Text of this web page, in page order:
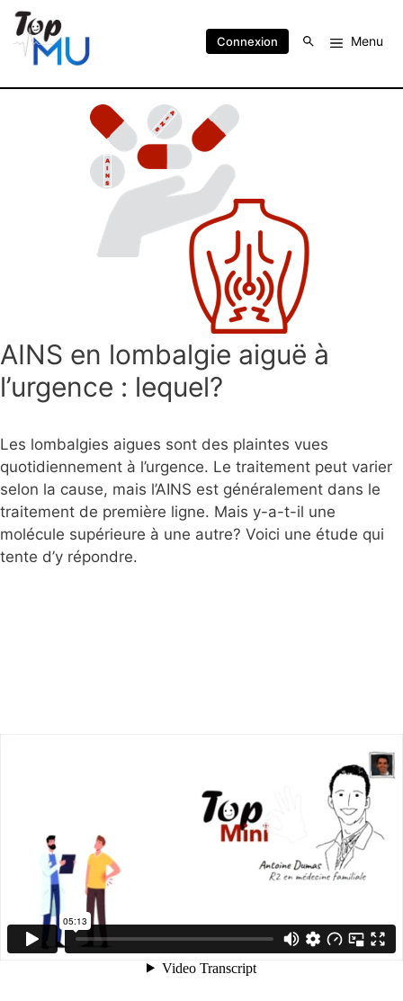
Connexion Menu
AINS en lombalgie aiguë à
l’urgence : lequel?
Les lombalgies aigues sont des plaintes vues
quotidiennement à l’urgence. Le traitement peut varier
selon la cause, mais l’AINS est généralement dans le
traitement de première ligne. Mais y-a-t-il une
molécule supérieure à une autre? Voici une étude qui
tente d’y répondre.